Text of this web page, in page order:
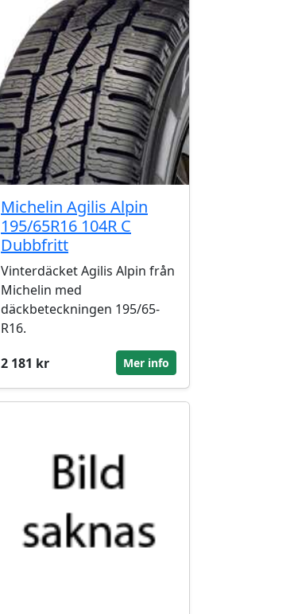
Michelin Agilis Alpin
195/65R16 104R C
Dubbfritt
Vinterdäcket Agilis Alpin från
Michelin med
däckbeteckningen 195/65-
R16.
2 181 kr
Mer info